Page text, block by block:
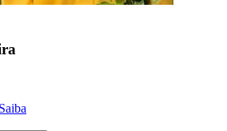
Saiba